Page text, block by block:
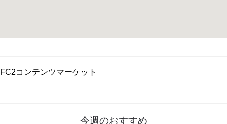
FC2コンテンツマーケット
今週のおすすめ